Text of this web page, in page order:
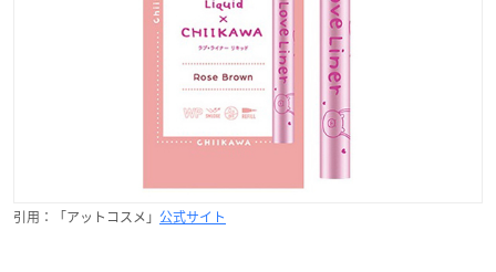
引用：「アットコスメ」 公式サイト